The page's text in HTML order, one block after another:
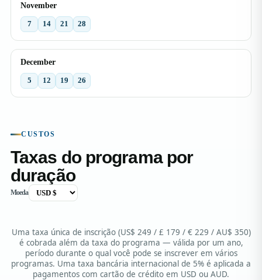
November
7 14 21 28
December
5 12 19 26
CUSTOS
Taxas do programa por
duração
Moeda
Uma taxa única de inscrição (US$ 249 / £ 179 / € 229 / AU$ 350)
é cobrada além da taxa do programa — válida por um ano,
período durante o qual você pode se inscrever em vários
programas. Uma taxa bancária internacional de 5% é aplicada a
pagamentos com cartão de crédito em USD ou AUD.